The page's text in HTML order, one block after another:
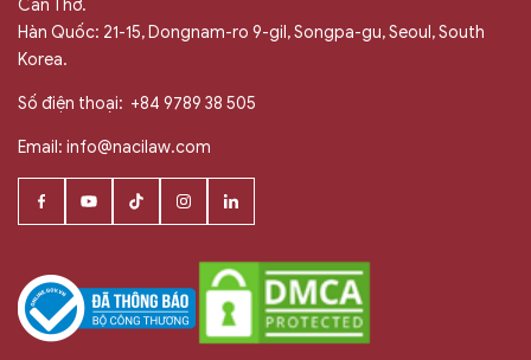
Cần Thơ.
Hàn Quốc: 21-15, Dongnam-ro 9-gil, Songpa-gu, Seoul, South
Korea.
Số điện thoại: +84 9789 38 505
Email: info@nacilaw.com